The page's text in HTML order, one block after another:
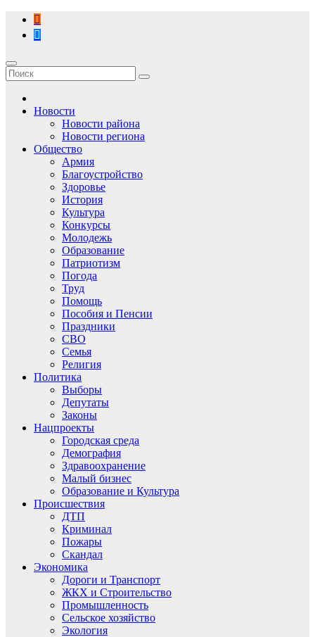
Перейти
содержимому
Новости
Новости района
Новости региона
Общество
Армия
Благоустройство
Здоровье
История
Культура
Конкурсы
Молодежь
Образование
Патриотизм
Погода
Труд
Помощь
Пособия и Пенсии
Праздники
СВО
Семья
Религия
Политика
Выборы
Депутаты
Законы
Нацпроекты
Городская среда
Демография
Здравоохранение
Малый бизнес
Образование и Культура
Происшествия
ДТП
Криминал
Пожары
Скандал
Экономика
Дороги и Транспорт
ЖКХ и Строительство
Промышленность
Сельское хозяйство
Экология